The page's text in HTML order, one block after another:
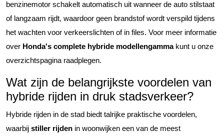
benzinemotor schakelt automatisch uit wanneer de auto stilstaat
of langzaam rijdt, waardoor geen brandstof wordt verspild tijdens
het wachten voor verkeerslichten of in files. Voor meer informatie
over Honda's complete hybride modellengammakunt u onze
overzichtspagina raadplegen.
Wat zijn de belangrijkste voordelen van
hybride rijden in druk stadsverkeer?
Hybride rijden in de stad biedt talrijke praktische voordelen,
waarbij stiller rijden in woonwijken een van de meest